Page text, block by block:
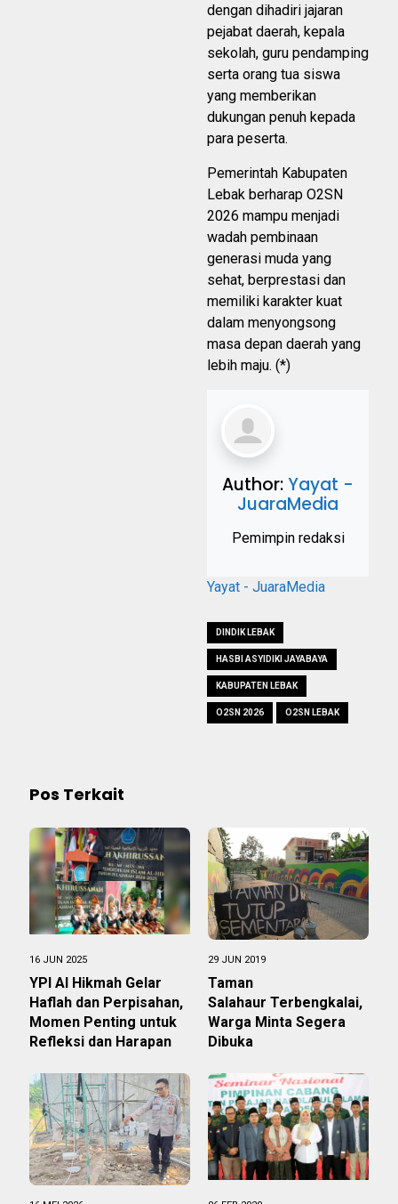
dengan dihadiri jajaran
pejabat daerah, kepala
sekolah, guru pendamping
serta orang tua siswa
yang memberikan
dukungan penuh kepada
para peserta.
Pemerintah Kabupaten
Lebak berharap O2SN
2026 mampu menjadi
wadah pembinaan
generasi muda yang
sehat, berprestasi dan
memiliki karakter kuat
dalam menyongsong
masa depan daerah yang
lebih maju. (*)
Author:Yayat -
JuaraMedia
Pemimpin redaksi
Yayat - JuaraMedia
DINDIK LEBAK
HASBI ASYIDIKI JAYABAYA
KABUPATEN LEBAK
O2SN 2026 O2SN LEBAK
Pos Terkait
16 JUN 2025
YPI Al Hikmah Gelar
Haflah dan Perpisahan,
Momen Penting untuk
Refleksi dan Harapan
29 JUN 2019
Taman
Salahaur Terbengkalai,
Warga Minta Segera
Dibuka